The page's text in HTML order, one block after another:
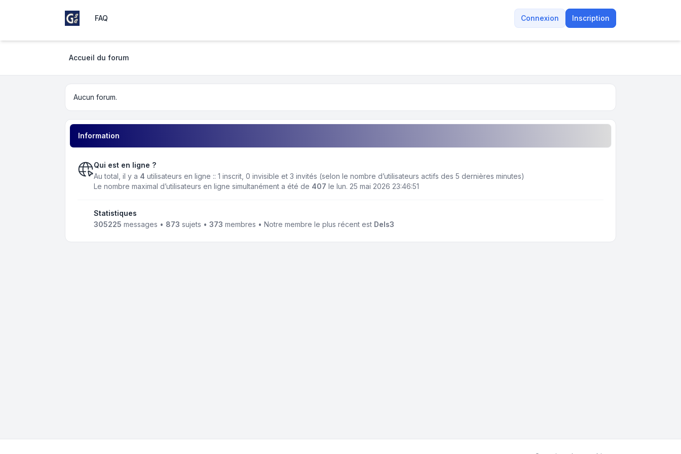
FAQ Connexion Inscription
Girondins Social Club
Accueil du forum
Aucun forum.
Information
Qui est en ligne ?
Au total, il y a 4 utilisateurs en ligne :: 1 inscrit, 0 invisible et 3 invités (selon le nombre d’utilisateurs actifs des 5 dernières minutes)
Le nombre maximal d’utilisateurs en ligne simultanément a été de 407 le lun. 25 mai 2026 23:46:51
Statistiques
305225 messages • 873 sujets • 373 membres • Notre membre le plus récent est Dels3